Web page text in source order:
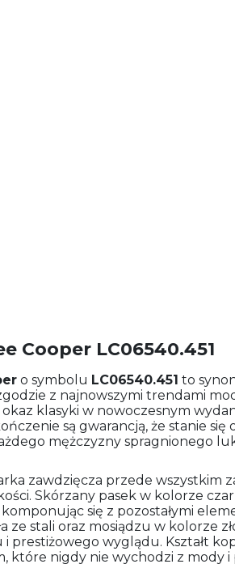
Cooper LC06540.451
o symbolu LC06540.451 to
z najnowszymi trendami
klasyki w nowoczesnym
są gwarancją, że stanie się
mężczyzny spragnionego
zawdzięcza przede wszystkim
Skórzany pasek w kolorze
się z pozostałymi
ze stali oraz mosiądzu w kolorze
prestiżowego wyglądu. Kształt
które nigdy nie wychodzi z mody i